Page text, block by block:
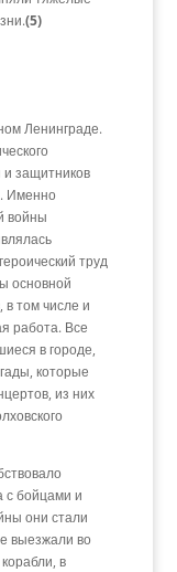
(5)
Ленинграде.
и защитников
Именно
войны
труд
основной
том числе и
работа. Все
в городе,
которые
из них
с бойцами и
они стали
выезжали во
в